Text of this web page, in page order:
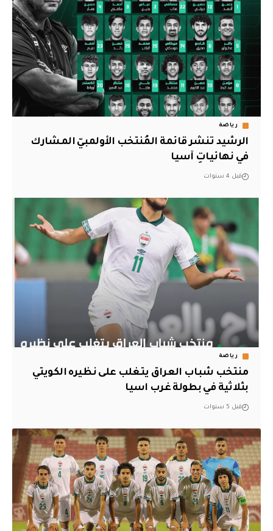
رياضة
الرشيد تنشر قائمة المُنتخب الأولمبيّ المشارك
في نهائياتِ آسيا
قبل 4 سنوات
رياضة
منتخب شباب العراق يتغلب على نظيره الكويتي
بثلاثية في بطولة غرب اسيا
قبل 5 سنوات